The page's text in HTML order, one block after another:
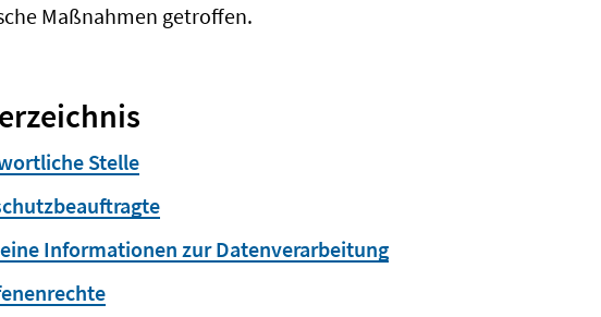
Maßnahmen getroffen.
Stelle
Informationen zur Datenverarbeitung